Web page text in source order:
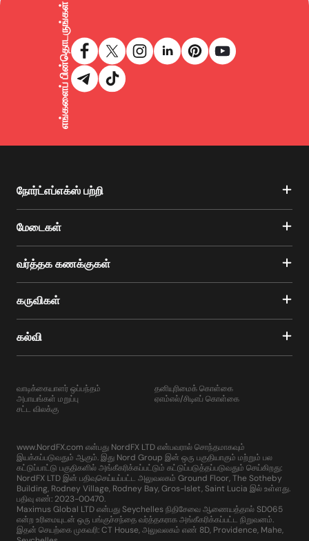
எங்களைப் பின்தொடருங்கள்
நோர்ட்எப்எக்ஸ் பற்றி
மேடைகள்
வர்த்தக கணக்குகள்
கருவிகள்
கல்வி
வாடிக்கையாளர் ஒப்பந்தம்
அபாயங்கள் மறுப்பு
சட்ட விலக்கு
தனியுரிமைக் கொள்கை
ஏஎம்எல்/சிடிஎப் கொள்கை
www.NordFX.com என்பது NordFX LTD என்பவரால் சொந்தமாகவும்
இயக்கப்படுவதும் ஆகும். இது Nord Group இன் ஒரு பகுதியாகும் மற்றும் பல
கட்டுப்பாட்டு பகுதிகளில் அங்கீகரிக்கப்பட்டும் கட்டுப்படுத்தப்படுவதும் செய்கிறது:
NordFX LTD இன் பதிவுசெய்யப்பட்ட அலுவலகம் Ground Floor, The Sotheby
Building, Rodney Village, Rodney Bay, Gros-Islet, Saint Lucia இல் உள்ளது.
பதிவு எண்: 2023-00470.
Maximus Global LTD என்பது Seychelles நிதிசேவை ஆணையத்தால் SD065
என்ற உரிமையுடன் ஒரு பங்குச்சந்தை வர்த்தகராக அங்கீகரிக்கப்பட்ட நிறுவனம்.
இதன் செயற்கை முகவரி: CT House, அலுவலகம் எண் 8D, Providence, Mahe,